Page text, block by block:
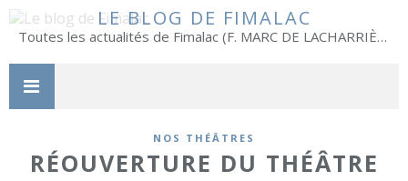
LE BLOG DE FIMALAC
Toutes les actualités de Fimalac (F. MARC DE LACHARRIÈRE)
NOS THÉÂTRES
RÉOUVERTURE DU THÉÂTRE